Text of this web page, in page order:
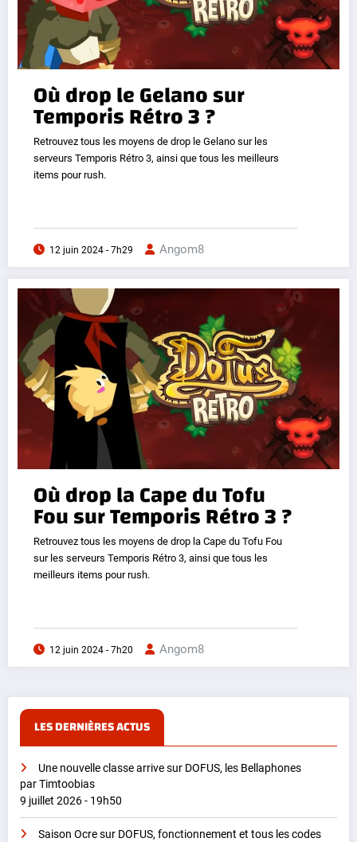
Où drop le Gelano sur
Temporis Rétro 3 ?
Retrouvez tous les moyens de drop le Gelano sur les
serveurs Temporis Rétro 3, ainsi que tous les meilleurs
items pour rush.
12 juin 2024 - 7h29 Angom8
Où drop la Cape du Tofu
Fou sur Temporis Rétro 3 ?
Retrouvez tous les moyens de drop la Cape du Tofu Fou
sur les serveurs Temporis Rétro 3, ainsi que tous les
meilleurs items pour rush.
12 juin 2024 - 7h20 Angom8
LES DERNIÈRES ACTUS
Une nouvelle classe arrive sur DOFUS, les Bellaphones
par Timtoobias
9 juillet 2026 - 19h50
Saison Ocre sur DOFUS, fonctionnement et tous les codes